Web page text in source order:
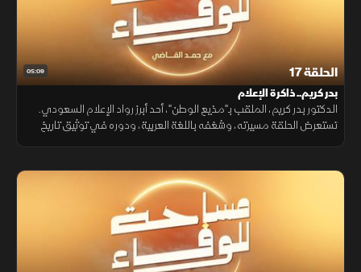
05:09 الحلقة 17
بدر كريم.. ذاكرة الإعلام
الدكتور بدر كريم، الملقب بـ"مذيع الوطن"، أحد أبرز رواد الإعلام السعودي.
تستعرض الحلقة مسيرته، وشغفه باللغة العربية، ودوره في توثيق تاريخ